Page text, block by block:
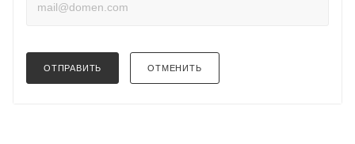
ОТПРАВИТЬ ОТМЕНИТЬ